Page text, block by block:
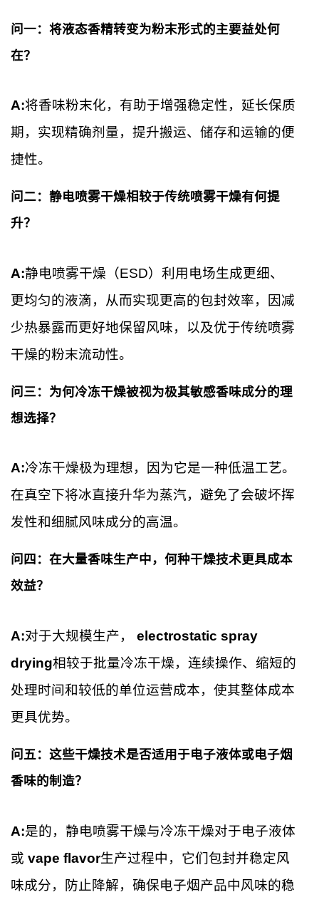
问一：将液态香精转变为粉末形式的主要益处何
在？
A:将香味粉末化，有助于增强稳定性，延长保质
期，实现精确剂量，提升搬运、储存和运输的便
捷性。
问二：静电喷雾干燥相较于传统喷雾干燥有何提
升？
A:静电喷雾干燥（ESD）利用电场生成更细、
更均匀的液滴，从而实现更高的包封效率，因减
少热暴露而更好地保留风味，以及优于传统喷雾
干燥的粉末流动性。
问三：为何冷冻干燥被视为极其敏感香味成分的理
想选择？
A:冷冻干燥极为理想，因为它是一种低温工艺。
在真空下将冰直接升华为蒸汽，避免了会破坏挥
发性和细腻风味成分的高温。
问四：在大量香味生产中，何种干燥技术更具成本
效益？
A:对于大规模生产， electrostatic spray
drying相较于批量冷冻干燥，连续操作、缩短的
处理时间和较低的单位运营成本，使其整体成本
更具优势。
问五：这些干燥技术是否适用于电子液体或电子烟
香味的制造？
A:是的，静电喷雾干燥与冷冻干燥对于电子液体
或 vape flavor生产过程中，它们包封并稳定风
味成分，防止降解，确保电子烟产品中风味的稳